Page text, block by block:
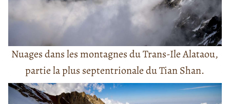
Nuages dans les montagnes du Trans-Ile Alataou,
partie la plus septentrionale du Tian Shan.